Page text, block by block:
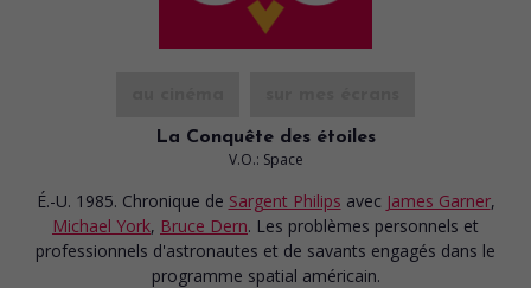
La Conquête des étoiles
V.O.: Space
É.-U. 1985. Chronique de Sargent Philips avec James Garner,
Michael York, Bruce Dern. Les problèmes personnels et
professionnels d'astronautes et de savants engagés dans le
programme spatial américain.